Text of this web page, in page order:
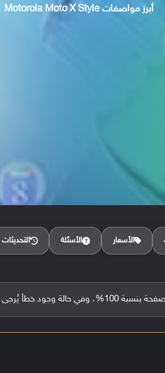
أبرز مواصفات Motorola Moto X Style
الأسعار الأسئلة التحديثات
وجود خطأ يُرجى